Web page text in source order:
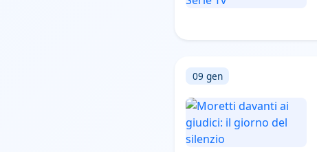
09 gen